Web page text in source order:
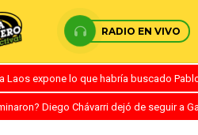
RADIO EN VIVO
Laos expone lo que habría buscado
Diego Chávarri dejó de seguir a